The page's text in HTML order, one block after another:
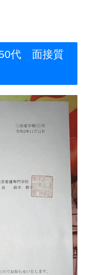
代 面接質